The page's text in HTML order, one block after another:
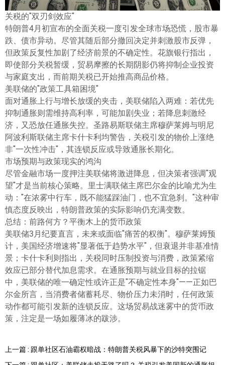
关税的"双刃剑效应"
特朗普4月初宣布的全面关税一度引发全球市场恐慌，股市暴
跌、债市异动。尽管其随后部分撤回决定并刺激股市反弹，
但政策反复性加剧了经济前景的不确定性。花旗银行指出，
即使部分关税暂缓，贸易摩擦的长期阴影仍将抑制企业投资
与家庭支出，而前期关税已开始推高商品价格。
美联储的"政策工具箱困境"
面对通胀上行与增长放缓的夹击，美联储陷入两难：若优先
抑制通胀则需维持高利率，可能加剧失业；若降息刺激经
济，又恐放任通胀失控。圣路易斯联储主席穆萨莱姆与明尼
阿波利斯联储主席卡什卡利均警告，关税引发的物价上涨绝
非"一次性冲击"，其连锁反应或导致通胀长期化。
市场预期与政策现实的鸿沟
尽管金融市场一度押注美联储将激进降息，但决策者强调"观
望"才是当前核心策略。里士满联储主席巴尔金的比喻尤为生
动："在浓雾中行车，既不能猛踩油门，也不宜急刹。"这种审
慎态度反映出，特朗普政策的实际影响仍充满变数。
总结：前路何方？平衡木上的货币政策
美联储3月纪要直言，未来或面临"痛苦的权衡"。穆萨莱姆预
计，美国经济增速将"显著低于趋势水平"，但衰退并非基准情
景；卡什卡利则指出，关税同时压制投资与消费，政策紧缩
效应已部分替代加息需求。在通胀预期与就业目标的拉锯
中，美联储的唯一确定性或许正是"不确定性本身"——正如巴
尔金所言，当消费者储蓄耗尽、物价压力未消时，任何政策
动作都可能引发新的连锁反应。这场贸易战迷雾中的货币政
策，注定是一场如履薄冰的跋涉。
上一篇 : 跟单社区石油霸权暗战：特朗普关税风暴下的沙特突围记